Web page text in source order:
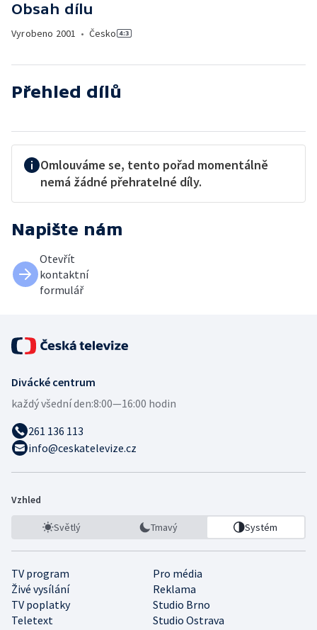
Obsah dílu
Vyrobeno 2001 • Česko
Přehled dílů
Omlouváme se, tento pořad momentálně
nemá žádné přehratelné díly.
Napište nám
Otevřít
kontaktní
formulář
Divácké centrum
každý všední den:8:00—16:00 hodin
261 136 113
info@ceskatelevize.cz
Vzhled
Světlý Tmavý Systém
TV program
Pro média
Živé vysílání
Reklama
TV poplatky
Studio Brno
Teletext
Studio Ostrava